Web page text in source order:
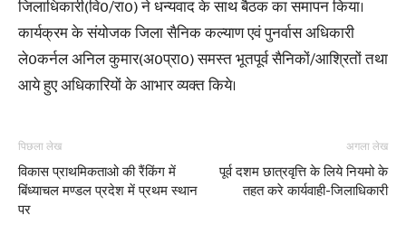
जिलाधिकारी(वि0/रा0) ने धन्यवाद के साथ बैठक का समापन किया।
कार्यक्रम के संयोजक जिला सैनिक कल्याण एवं पुनर्वास अधिकारी
ले0कर्नल अनिल कुमार(अ0प्रा0) समस्त भूतपूर्व सैनिकों/आश्रितों तथा
आये हुए अधिकारियों के आभार व्यक्त किये।
पिछला लेख
विकास प्राथमिकताओ की रैंकिंग में
बिंध्याचल मण्डल प्रदेश में प्रथम स्थान
पर
अगला लेख
पूर्व दशम छात्रवृत्ति के लिये नियमो के
तहत करे कार्यवाही-जिलाधिकारी